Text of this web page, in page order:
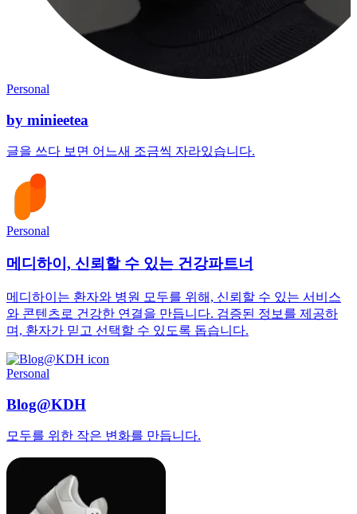
Personal
by minieetea
글을 쓰다 보면 어느새 조금씩 자라있습니다.
Personal
메디하이, 신뢰할 수 있는 건강파트너
메디하이는 환자와 병원 모두를 위해, 신뢰할 수 있는 서비스
와 콘텐츠로 건강한 연결을 만듭니다. 검증된 정보를 제공하
며, 환자가 믿고 선택할 수 있도록 돕습니다.
Personal
Blog@KDH
모두를 위한 작은 변화를 만듭니다.